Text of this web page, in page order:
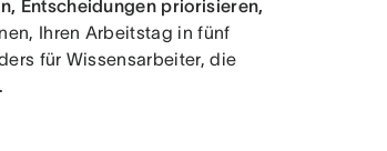
Entscheidungen priorisieren,
Ihren Arbeitstag in fünf
für Wissensarbeiter, die